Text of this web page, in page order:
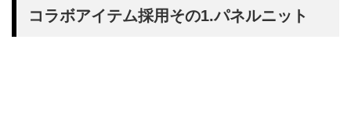
コラボアイテム採用その1.パネルニット